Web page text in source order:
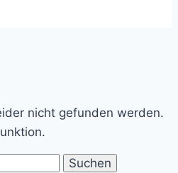
nicht gefunden werden.